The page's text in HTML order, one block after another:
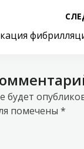
будет
помечены *